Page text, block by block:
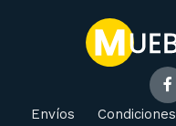
Envíos Condiciones